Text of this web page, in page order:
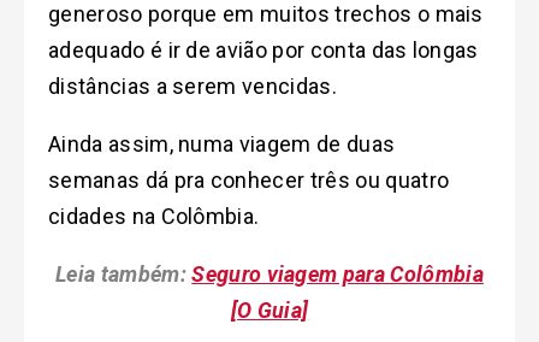
generoso porque em muitos trechos o mais
adequado é ir de avião por conta das longas
distâncias a serem vencidas.
Ainda assim, numa viagem de duas
semanas dá pra conhecer três ou quatro
cidades na Colômbia.
Leia também: Seguro viagem para Colômbia
[O Guia]